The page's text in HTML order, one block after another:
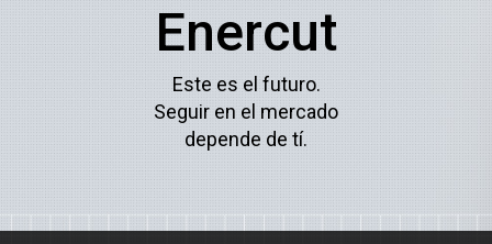
Enercut
Este es el futuro.
Seguir en el mercado
depende de tí.